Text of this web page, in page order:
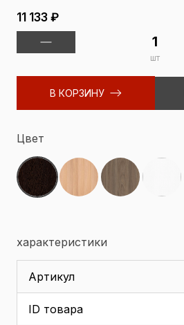
11 133 ₽
шт
В КОРЗИНУ
Цвет
характеристики
Артикул
ID товара